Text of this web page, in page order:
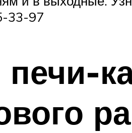
33-97
печи-